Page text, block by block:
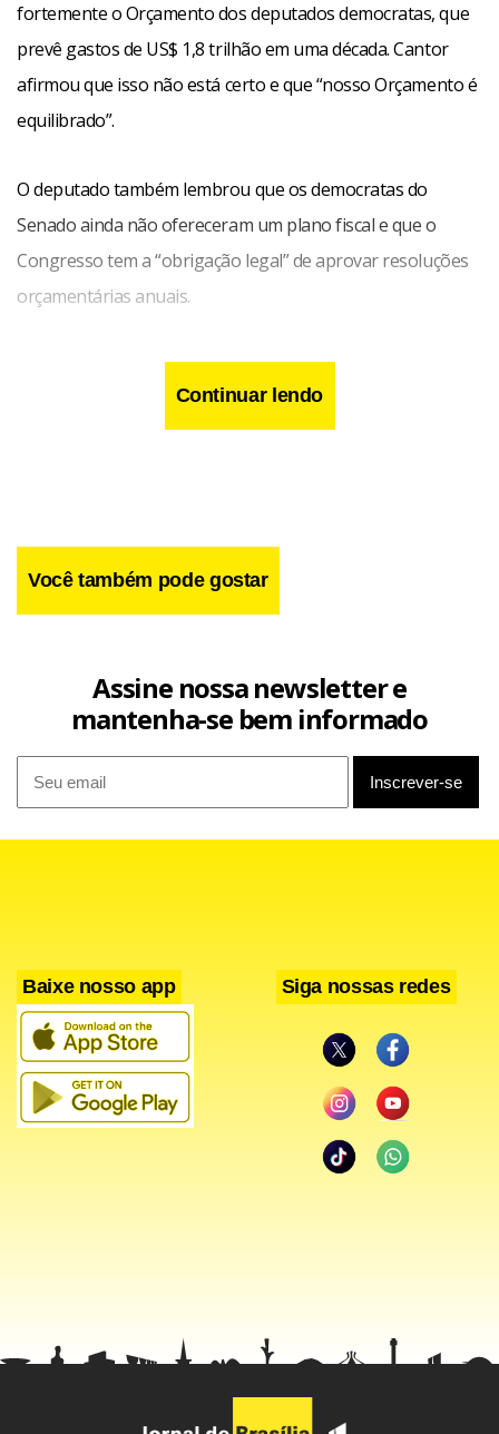
fortemente o Orçamento dos deputados democratas, que
prevê gastos de US$ 1,8 trilhão em uma década. Cantor
afirmou que isso não está certo e que “nosso Orçamento é
equilibrado”.
O deputado também lembrou que os democratas do
Senado ainda não ofereceram um plano fiscal e que o
Congresso tem a “obrigação legal” de aprovar resoluções
orçamentárias anuais.
os republicanos da Câmara oferecem um Orçamento
O foco do debate na Câmara esta semana será o projeto
orçamentário de Ryan para o ano fiscal de 2015, que visa o
fim do déficit orçamentário em dez anos. Na semana
passada, o projeto foi aprovado pelo Comitê de Orçamento
da Câmara – presidido por Ryan – por 22 votos a 16. Fonte:
Continuar lendo
Você também pode gostar
Assine nossa newsletter e
mantenha-se bem informado
Baixe nosso app Siga nossas redes